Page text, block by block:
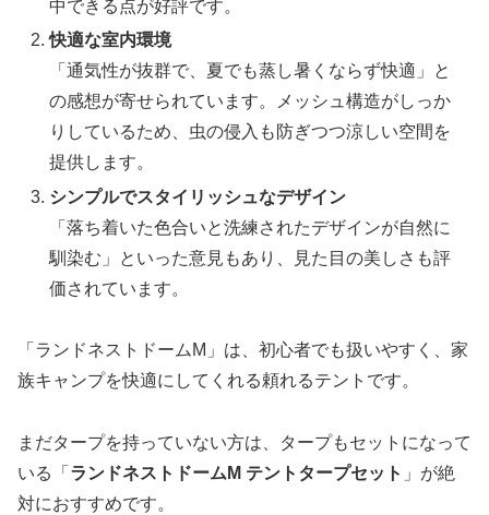
中できる点が好評です。
快適な室内環境
「通気性が抜群で、夏でも蒸し暑くならず快適」と
の感想が寄せられています。メッシュ構造がしっか
りしているため、虫の侵入も防ぎつつ涼しい空間を
提供します。
シンプルでスタイリッシュなデザイン
「落ち着いた色合いと洗練されたデザインが自然に
馴染む」といった意見もあり、見た目の美しさも評
価されています。
「ランドネストドームM」は、初心者でも扱いやすく、家
族キャンプを快適にしてくれる頼れるテントです。
まだタープを持っていない方は、タープもセットになって
いる「 ランドネストドームM テントタープセット 」が絶
対におすすめです。